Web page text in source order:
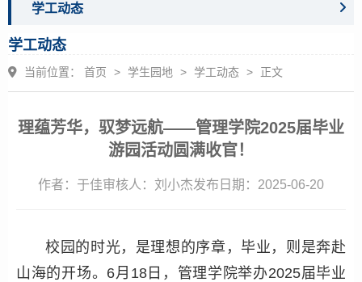
学工动态
学工动态
当前位置： 首页 > 学生园地 > 学工动态 > 正文
理蕴芳华，驭梦远航——管理学院2025届毕业
游园活动圆满收官！
作者：于佳审核人：刘小杰发布日期：2025-06-20
校园的时光，是理想的序章，毕业，则是奔赴
山海的开场。6月18日，管理学院举办2025届毕业